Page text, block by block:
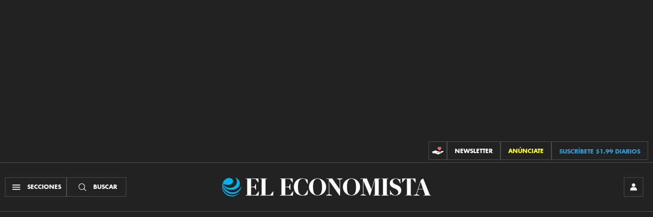
CONTRIBUCIONES
NEWSLETTER ANÚNCIATE SUSCRÍBETE $1.99 DIARIOS
SECCIONES BUSCAR
El